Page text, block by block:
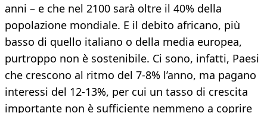
anni – e che nel 2100 sarà oltre il 40% della
popolazione mondiale. E il debito africano, più
basso di quello italiano o della media europea,
purtroppo non è sostenibile. Ci sono, infatti, Paesi
che crescono al ritmo del 7-8% l’anno, ma pagano
interessi del 12-13%, per cui un tasso di crescita
importante non è sufficiente nemmeno a coprire